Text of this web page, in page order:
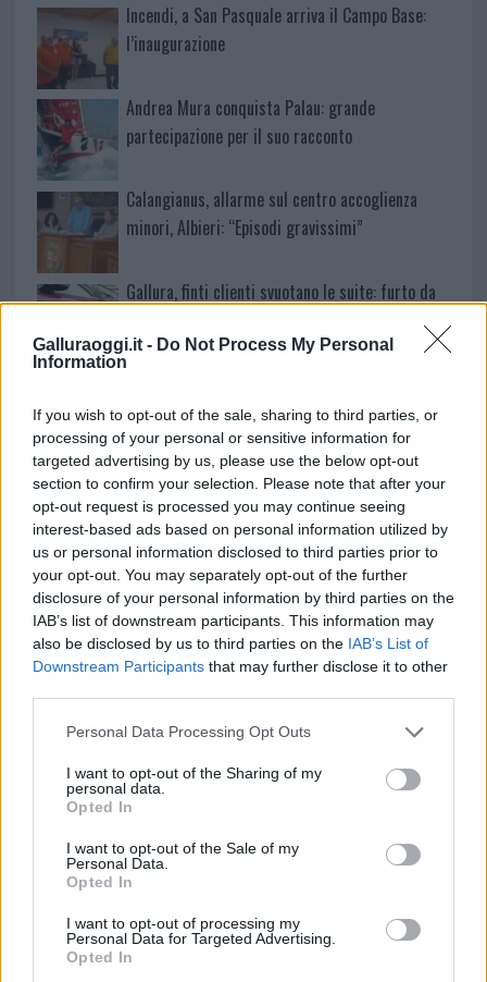
Galluraoggi.it - Do Not Process My Personal
Information
If you wish to opt-out of the sale, sharing to third parties, or
processing of your personal or sensitive information for
targeted advertising by us, please use the below opt-out
section to confirm your selection. Please note that after your
opt-out request is processed you may continue seeing
interest-based ads based on personal information utilized by
us or personal information disclosed to third parties prior to
your opt-out. You may separately opt-out of the further
disclosure of your personal information by third parties on the
IAB’s list of downstream participants. This information may
also be disclosed by us to third parties on the IAB’s List of
Downstream Participants that may further disclose it to other
Please note that this website/app uses one or more Google
not limited to your visit or usage behaviour. You may click to
grant or deny consent to Google and its third-party tags to
use your data for below specified purposes in below Google
consent section.
Personal Data Processing Opt Outs
I want to opt-out of the Sharing of my
personal data.
Opted In
I want to opt-out of the Sale of my
Personal Data.
Opted In
I want to opt-out of processing my
Personal Data for Targeted Advertising.
Opted In
Incendi, a San Pasquale arriva il Campo Base:
l’inaugurazione
Andrea Mura conquista Palau: grande
partecipazione per il suo racconto
Calangianus, allarme sul centro accoglienza
minori, Albieri: “Episodi gravissimi”
Gallura, finti clienti svuotano le suite: furto da
protagonisti
Test tunnel Olbia: rampe chiuse ancora fino a
fine agosto
Aggius conquista la classifica delle mete più
amate dell’estate 2026
NECROLOGIE
Mario Malu